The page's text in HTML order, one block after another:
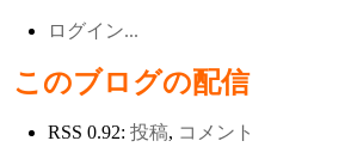
ログイン...
このブログの配信
RSS 0.92: 投稿, コメント